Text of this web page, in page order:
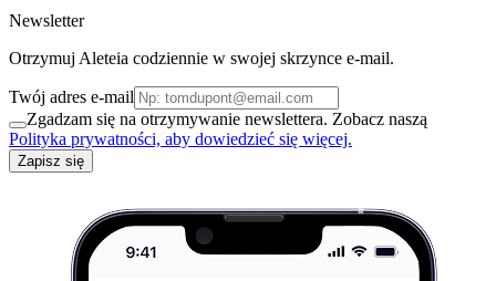
Newsletter
Otrzymuj Aleteia codziennie w swojej skrzynce e-mail.
Twój adres e-mail
Zgadzam się na otrzymywanie newslettera. Zobacz naszą
Polityka prywatności, aby dowiedzieć się więcej.
Zapisz się